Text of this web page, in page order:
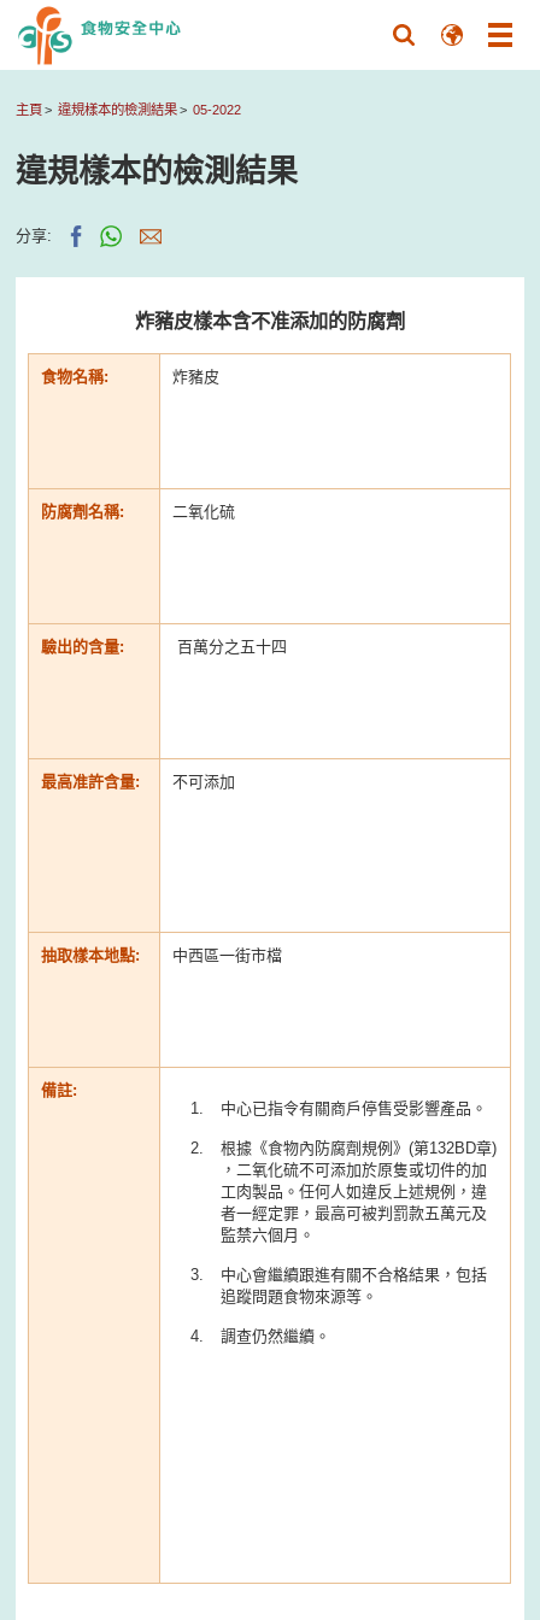
主頁 違規樣本的檢測結果 05-2022
違規樣本的檢測結果
分享:
炸豬皮樣本含不准添加的防腐劑
食物名稱: 炸豬皮
防腐劑名稱: 二氧化硫
驗出的含量: 百萬分之五十四
最高准許含量: 不可添加
抽取樣本地點: 中西區一街市檔
備註:
中心已指令有關商戶停售受影響產品。
根據《食物內防腐劑規例》(第132BD章)
，二氧化硫不可添加於原隻或切件的加
工肉製品。任何人如違反上述規例，違
者一經定罪，最高可被判罰款五萬元及
監禁六個月。
中心會繼續跟進有關不合格結果，包括
追蹤問題食物來源等。
調查仍然繼續。